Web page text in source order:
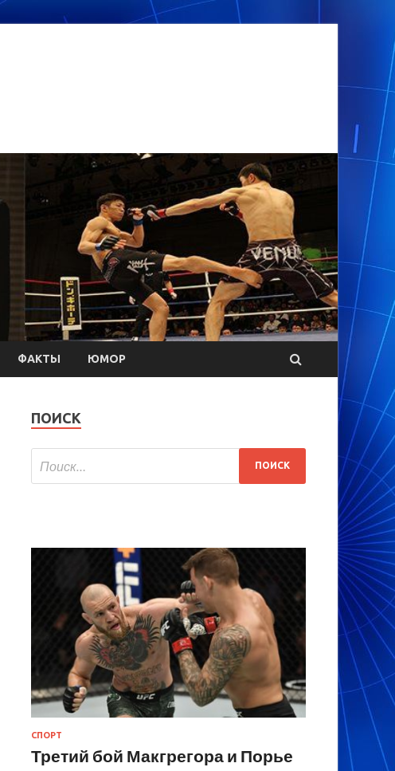
ФАКТЫ ЮМОР
ПОИСК
СПОРТ
Третий бой Макгрегора и Порье